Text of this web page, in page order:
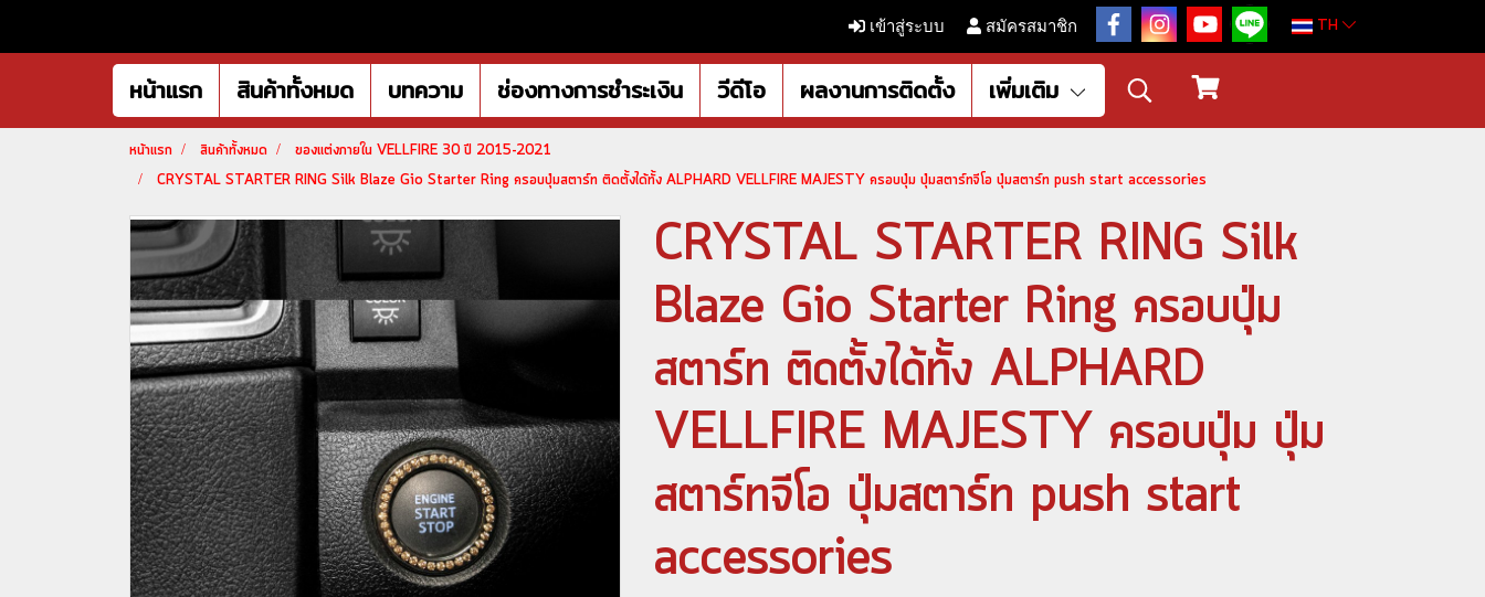
เข้าสู่ระบบ สมัครสมาชิก TH
หน้าแรก สินค้าทั้งหมด บทความ ช่องทางการชำระเงิน วีดีโอ ผลงานการติดตั้ง เพิ่มเติม
หน้าแรก สินค้าทั้งหมด
ของแต่งภายใน VELLFIRE 30 ปี 2015-2021
CRYSTAL STARTER RING Silk Blaze Gio Starter Ring ครอบปุ่มสตาร์ท ติดตั้งได้ทั้ง ALPHARD VELLFIRE MAJESTY ครอบปุ่ม ปุ่มสตาร์ทจีโอ ปุ่มสตาร์ท push start accessories
CRYSTAL STARTER RING Silk
Blaze Gio Starter Ring ครอบปุ่ม
สตาร์ท ติดตั้งได้ทั้ง ALPHARD
VELLFIRE MAJESTY ครอบปุ่ม ปุ่ม
สตาร์ทจีโอ ปุ่มสตาร์ท push start
accessories